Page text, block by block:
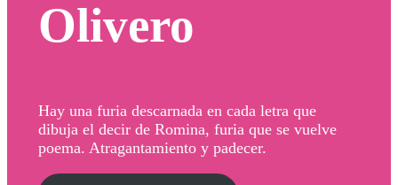
Olivero
Hay una furia descarnada en cada letra que
dibuja el decir de Romina, furia que se vuelve
poema. Atragantamiento y padecer.